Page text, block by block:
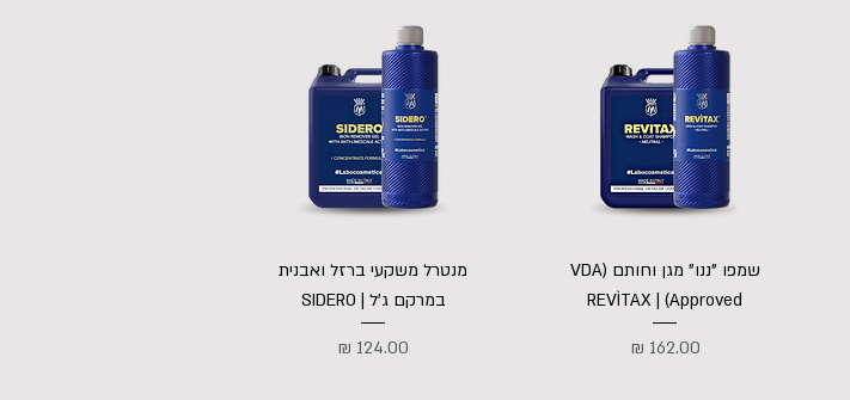
שמפו "ננו" מגן וחותם (VDA
Approved) | REVÌTAX
מחיר
מנטרל משקעי ברזל ואבנית
במרקם ג'ל | SIDERO
מחיר